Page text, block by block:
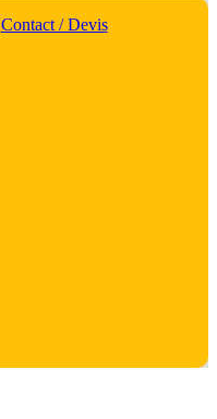
Contact / Devis